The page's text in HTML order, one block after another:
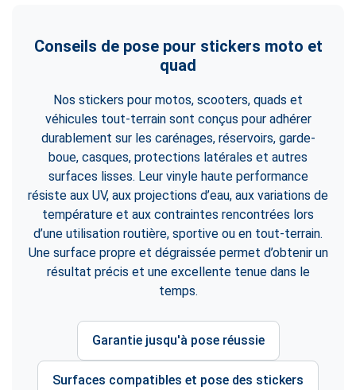
Conseils de pose pour stickers moto et
quad
Nos stickers pour motos, scooters, quads et
véhicules tout-terrain sont conçus pour adhérer
durablement sur les carénages, réservoirs, garde-
boue, casques, protections latérales et autres
surfaces lisses. Leur vinyle haute performance
résiste aux UV, aux projections d’eau, aux variations de
température et aux contraintes rencontrées lors
d’une utilisation routière, sportive ou en tout-terrain.
Une surface propre et dégraissée permet d’obtenir un
résultat précis et une excellente tenue dans le
temps.
Garantie jusqu'à pose réussie
Surfaces compatibles et pose des stickers